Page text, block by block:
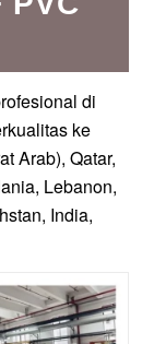
di
ke
Arab), Qatar,
Lebanon,
India,